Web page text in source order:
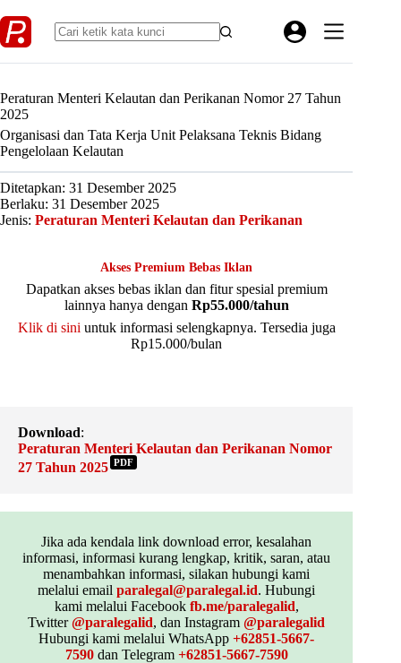
to
content
Peraturan Menteri Kelautan dan Perikanan Nomor 27 Tahun
2025
Organisasi dan Tata Kerja Unit Pelaksana Teknis Bidang
Pengelolaan Kelautan
Ditetapkan: 31 Desember 2025
Berlaku: 31 Desember 2025
Jenis: Peraturan Menteri Kelautan dan Perikanan
Akses Premium Bebas Iklan
Dapatkan akses bebas iklan dan fitur spesial premium
lainnya hanya dengan Rp55.000/tahun
Klik di sini untuk informasi selengkapnya. Tersedia juga
Rp15.000/bulan
Download:
Peraturan Menteri Kelautan dan Perikanan Nomor
27 Tahun 2025 PDF
Jika ada kendala link download error, kesalahan
informasi, informasi kurang lengkap, kritik, saran, atau
menambahkan informasi, silakan hubungi kami
melalui emailparalegal@paralegal.id. Hubungi
kami melalui Facebook fb.me/paralegalid,
Twitter@paralegalid, dan Instagram@paralegalid
Hubungi kami melalui WhatsApp+62851-5667-
7590dan Telegram +62851-5667-7590